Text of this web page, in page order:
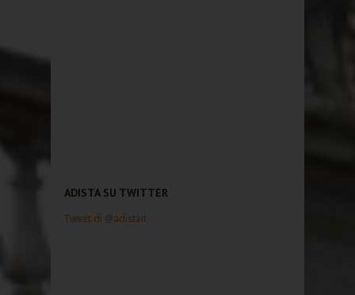
ADISTA SU TWITTER
Tweet di @adistait